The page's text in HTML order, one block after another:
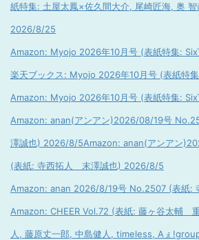
紙特集: 土屋太鳳×佐久間大介, 尾崎匠海, 奥
2026/8/25
Amazon: Myojo 2026年10月号 (表紙特集:
楽天ブックス: Myojo 2026年10月号 (表紙特
Amazon: Myojo 2026年10月号 (表紙特集:
Amazon: anan(アンアン)2026/08/19号
澤誠也) 2026/8/5Amazon: anan(アンアン
(表紙: 寺西拓人 末澤誠也) 2026/8/5
Amazon: anan 2026/8/19号 No.2507 (表紙:
Amazon: CHEER Vol.72 (表紙: 藤ヶ谷太輔
人, 藤原丈一郎, 中島健人, timeless, Aぇ